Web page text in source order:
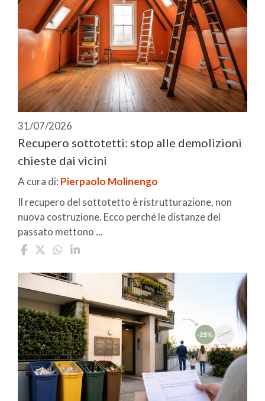
31/07/2026
Recupero sottotetti: stop alle demolizioni
chieste dai vicini
A cura di: Pierpaolo Molinengo
Il recupero del sottotetto è ristrutturazione, non
nuova costruzione. Ecco perché le distanze del
passato mettono ...